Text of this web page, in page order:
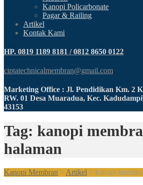
Kanopi Policarbonate
Pagar & Railing
Artikel
Kontak Kami
HP. 0819 1189 8181 / 0812 8650 0122
ciptatechnicalmembran@gmail.com
Marketing Office : Jl. Pendidikan Km. 2
RW. 01 Desa Muaradua, Kec.
43153
Tag: kanopi
halaman
Kanopi Membran > Artikel > kanopi